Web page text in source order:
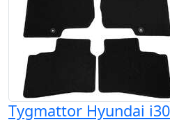
Tygmattor Hyundai